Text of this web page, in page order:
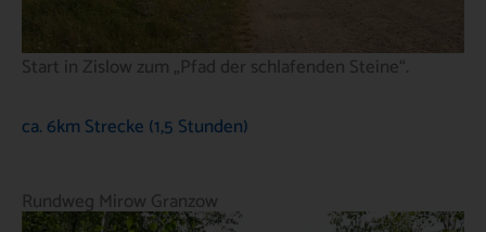
Start in Zislow zum „Pfad der schlafenden Steine“.
ca. 6km Strecke (1,5 Stunden)
Rundweg Mirow Granzow